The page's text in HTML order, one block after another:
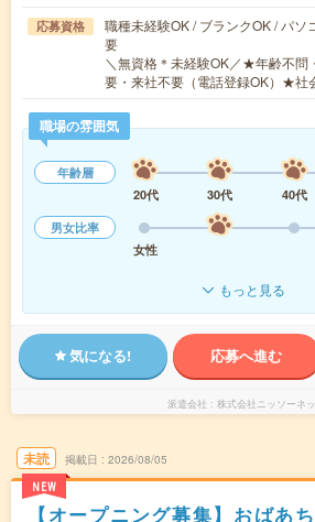
応募資格
職種未経験OK / ブランクOK / パソ
要
＼無資格＊未経験OK／★年齢不
要・来社不要（電話登録OK）★社
職場の雰囲気
年齢層
20代
30代 40代
男女比率
女性
もっと見る
気になる! 応募へ進む
派遣会社 株式会社ニッソーネ
未読
NEW
掲載日 2026/08/05
【オープニング募集】おばあ